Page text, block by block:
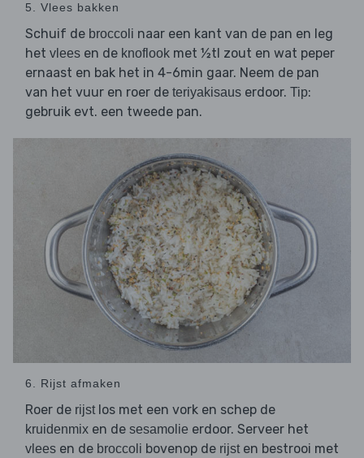
5. Vlees bakken
Schuif de broccoli naar een kant van de pan en leg
het vlees en de knoflook met ½tl zout en wat peper
ernaast en bak het in 4-6min gaar. Neem de pan
van het vuur en roer de teriyakisaus erdoor. Tip:
gebruik evt. een tweede pan.
6. Rijst afmaken
Roer de rijstlos met een vork en schep de
kruidenmix en de sesamolie erdoor. Serveer het
vlees en de broccoli bovenop de rijsten bestrooi met